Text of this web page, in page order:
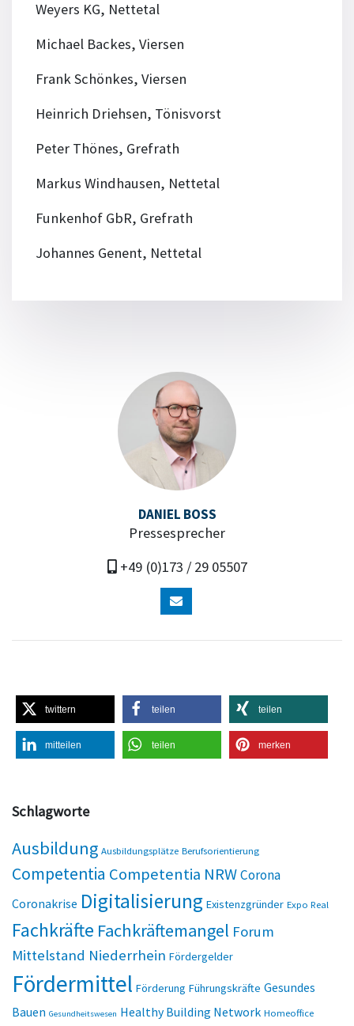
DANIEL BOSS
Pressesprecher
+49 (0)173 / 29 05507
Weyers KG, Nettetal
Michael Backes, Viersen
Frank Schönkes, Viersen
Heinrich Driehsen, Tönisvorst
Peter Thönes, Grefrath
Markus Windhausen, Nettetal
Funkenhof GbR, Grefrath
Johannes Genent, Nettetal
twittern teilen teilen
mitteilen teilen merken
Schlagworte
Ausbildung Ausbildungsplätze Berufsorientierung
Competentia Competentia NRWCorona
Coronakrise Digitalisierung Existenzgründer Expo Real
Fachkräfte Fachkräftemangel Forum
Mittelstand Niederrhein Fördergelder
Fördermittel Förderung Führungskräfte Gesundes
Bauen Gesundheitswesen Healthy Building Network Homeoffice